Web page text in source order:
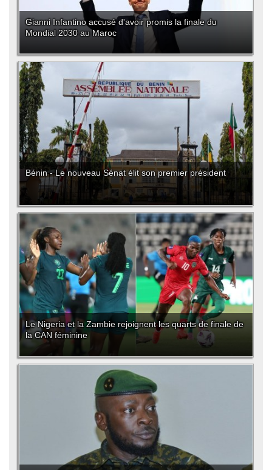
Gianni Infantino accusé d'avoir promis la finale du
Mondial 2030 au Maroc
Bénin - Le nouveau Sénat élit son premier président
Le Nigeria et la Zambie rejoignent les quarts de finale de
la CAN féminine